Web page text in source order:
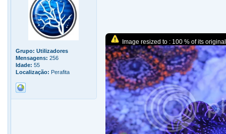
Grupo: Utilizadores
Mensagens: 256
Idade: 55
Localização: Perafita
Image resized to : 100 % of its